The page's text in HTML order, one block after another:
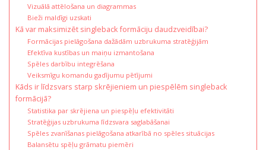
Vizuālā attēlošana un diagrammas
Bieži maldīgi uzskati
Kā var maksimizēt singleback formāciju daudzveidībai?
Formācijas pielāgošana dažādām uzbrukuma stratēģijām
Efektīva kustības un maiņu izmantošana
Spēles darbību integrēšana
Veiksmīgu komandu gadījumu pētījumi
Kāds ir līdzsvars starp skrējieniem un piespēlēm singleback
formācijā?
Statistika par skrējiena un piespēļu efektivitāti
Stratēģijas uzbrukuma līdzsvara saglabāšanai
Spēles zvanīšanas pielāgošana atkarībā no spēles situācijas
Balansētu spēļu grāmatu piemēri